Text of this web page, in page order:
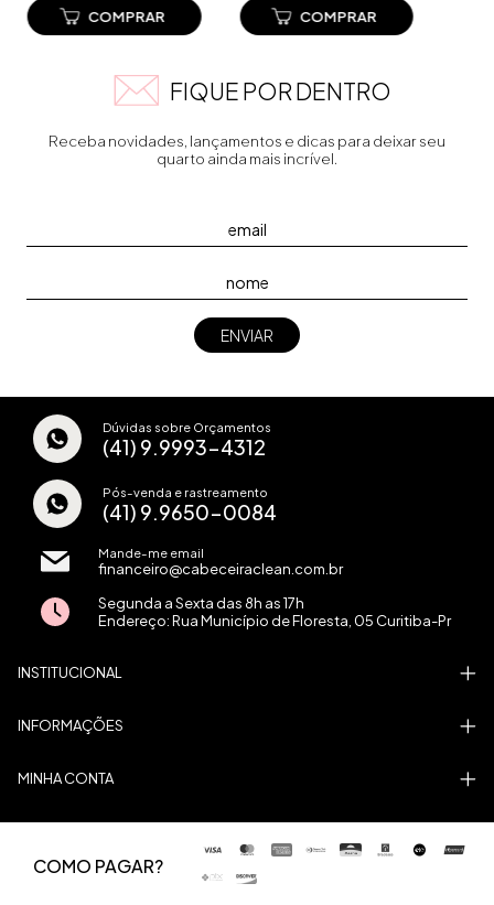
por R$20,00. Faça seu
pedido e pague-o
Faça seu pedido e
pague-o online.
FIQUE POR DENTRO
Receba novidades, lançamentos e dicas para deixar seu
quarto ainda mais incrível.
Dúvidas sobre Orçamentos
(41) 9.9993-4312
Pós-venda e rastreamento
(41) 9.9650-0084
Mande-me email
financeiro@cabeceiraclean.com.br
Segunda a Sexta das 8h as 17h
Endereço: Rua Município de Floresta, 05 Curitiba-Pr
INSTITUCIONAL
INFORMAÇÕES
MINHA CONTA
COMO PAGAR?